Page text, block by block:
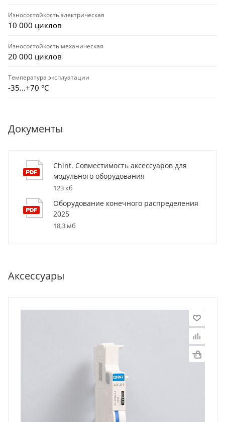
Износостойкость электрическая
10 000 циклов
Износостойкость механическая
20 000 циклов
Температура эксплуатации
-35...+70 °С
Документы
Chint. Совместимость аксессуаров для
модульного оборудования
123 кб
Оборудование конечного распределения
2025
18,3 мб
Аксессуары